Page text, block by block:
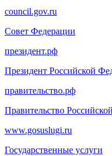
council.gov.ru
Совет Федерации
президент.рф
Президент Российской
правительство.рф
Правительство
www.gosuslugi.ru
Государственные услуги